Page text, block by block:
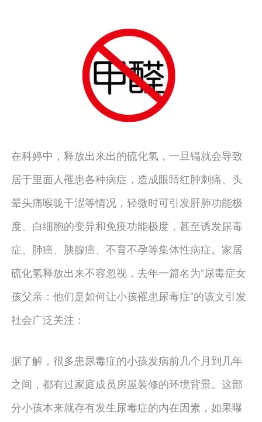
在科婷中，释放出来出的硫化氢，一旦镉就会导致
居于里面人罹患各种病症，造成眼睛红肿刺痛、头
晕头痛喉咙干涩等情况，轻微时可引发肝肺功能极
度、白细胞的变异和免疫功能极度，甚至诱发尿毒
症、肺癌、胰腺癌、不育不孕等集体性病症。家居
硫化氢释放出来不容忽视，去年一篇名为“尿毒症女
孩父亲：他们是如何让小孩罹患尿毒症”的该文引发
社会广泛关注：
据了解，很多患尿毒症的小孩发病前几个月到几年
之间，都有过家庭成员房屋装修的环境背景。这部
分小孩本来就存有发生尿毒症的内在因素，如果曝